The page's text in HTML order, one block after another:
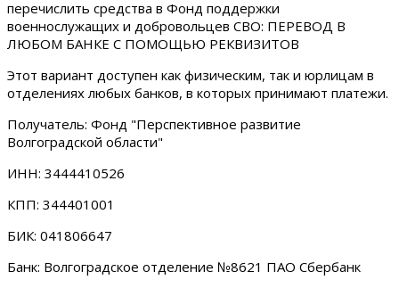
перечислить средства в Фонд поддержки
военнослужащих и добровольцев СВО: ПЕРЕВОД В
ЛЮБОМ БАНКЕ С ПОМОЩЬЮ РЕКВИЗИТОВ
Этот вариант доступен как физическим, так и юрлицам в
отделениях любых банков, в которых принимают платежи.
Получатель: Фонд "Перспективное развитие
Волгоградской области"
ИНН: 3444410526
КПП: 344401001
БИК: 041806647
Банк: Волгоградское отделение №8621 ПАО Сбербанк